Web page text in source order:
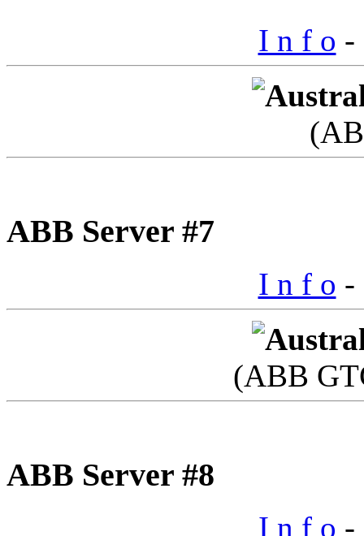
I n f o -
ABB Server #7
I n f o -
(ABB
ABB Server #8
I n f o -